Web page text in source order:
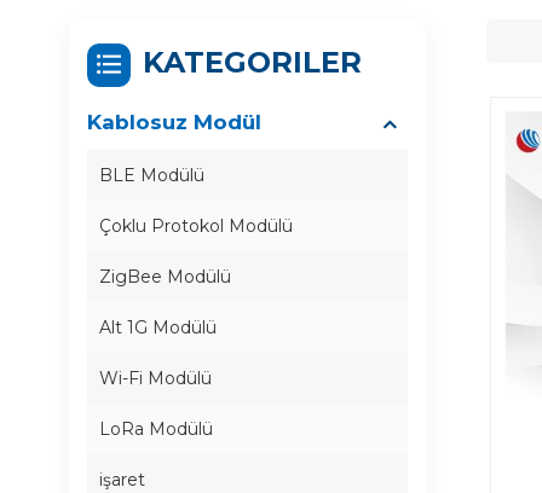
KATEGORILER
Kablosuz Modül
BLE Modülü
Çoklu Protokol Modülü
ZigBee Modülü
Alt 1G Modülü
Wi-Fi Modülü
LoRa Modülü
işaret